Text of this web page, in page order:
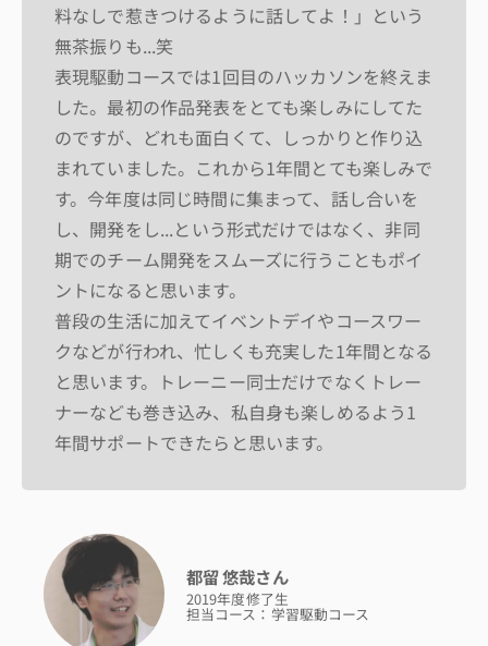
料なしで惹きつけるように話してよ！」という
無茶振りも...笑
表現駆動コースでは1回目のハッカソンを終えま
した。最初の作品発表をとても楽しみにしてた
のですが、どれも面白くて、しっかりと作り込
まれていました。これから1年間とても楽しみで
す。今年度は同じ時間に集まって、話し合いを
し、開発をし...という形式だけではなく、非同
期でのチーム開発をスムーズに行うこともポイ
ントになると思います。
普段の生活に加えてイベントデイやコースワー
クなどが行われ、忙しくも充実した1年間となる
と思います。トレーニー同士だけでなくトレー
ナーなども巻き込み、私自身も楽しめるよう1
年間サポートできたらと思います。
都留 悠哉さん
2019年度修了生
担当コース：学習駆動コース